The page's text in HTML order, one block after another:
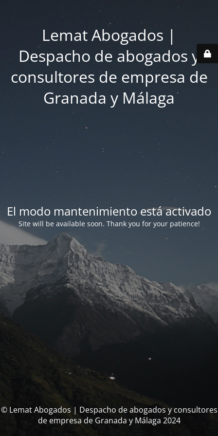
Lemat Abogados |
Despacho de abogados y
consultores de empresa de
Granada y Málaga
El modo mantenimiento está activado
Site will be available soon. Thank you for your patience!
© Lemat Abogados | Despacho de abogados y consultores
de empresa de Granada y Málaga 2024